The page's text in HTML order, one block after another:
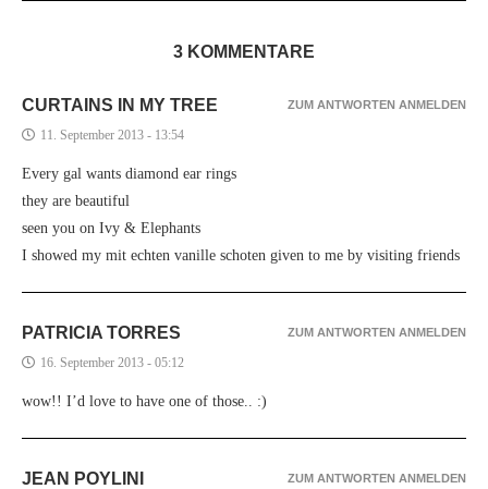
3 KOMMENTARE
CURTAINS IN MY TREE
11. September 2013 - 13:54
Every gal wants diamond ear rings
they are beautiful
seen you on Ivy & Elephants
I showed my mit echten vanille schoten given to me by visiting friends
ZUM ANTWORTEN ANMELDEN
PATRICIA TORRES
16. September 2013 - 05:12
wow!! I’d love to have one of those.. :)
ZUM ANTWORTEN ANMELDEN
JEAN POYLINI ZUM ANTWORTEN ANMELDEN